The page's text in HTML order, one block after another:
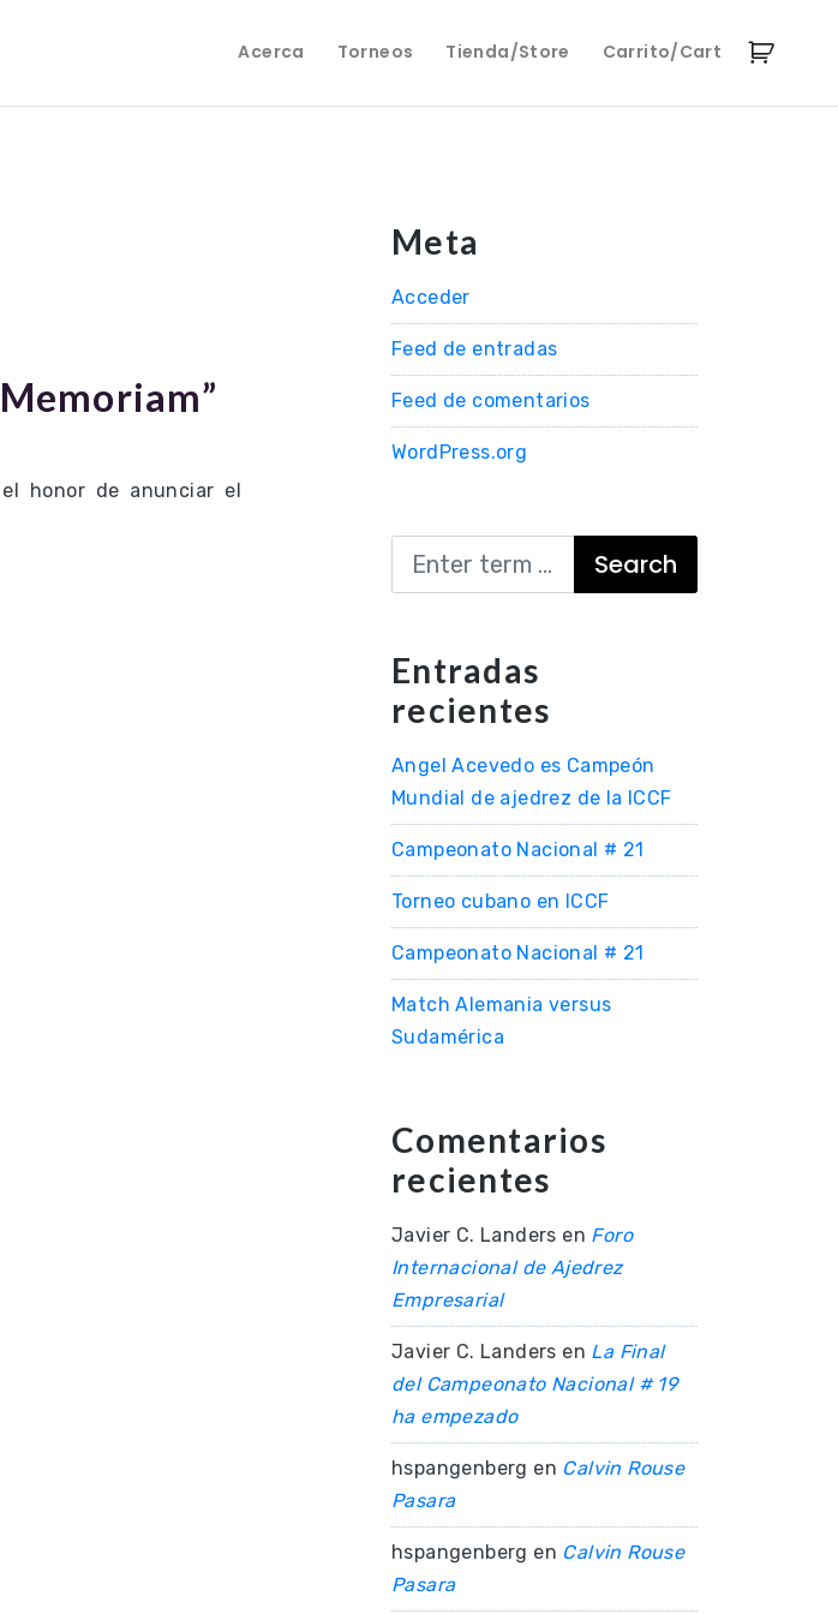
Acerca Torneos Tienda/Store Carrito/Cart
honor de anunciar el
Meta
Acceder
Feed de entradas
Feed de comentarios
WordPress.org
Search
Entradas
recientes
Angel Acevedo es Campeón
Mundial de ajedrez de la ICCF
Campeonato Nacional # 21
Torneo cubano en ICCF
Campeonato Nacional # 21
Match Alemania versus
Sudamérica
Comentarios
recientes
Javier C. Landers en Foro
Internacional de Ajedrez
Empresarial
Javier C. Landers en La Final
del Campeonato Nacional # 19
ha empezado
hspangenberg en Calvin Rouse
Pasara
hspangenberg en Calvin Rouse
Pasara